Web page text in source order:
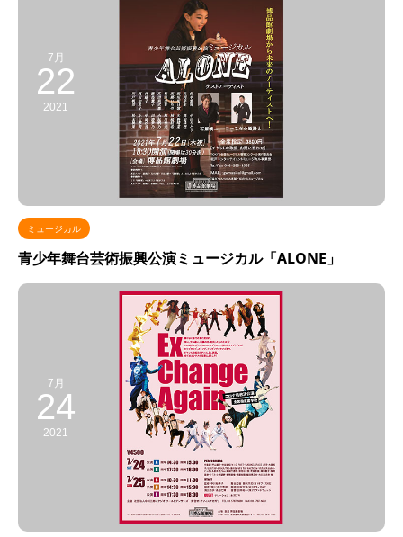
7月
22
2021
ミュージカル
青少年舞台芸術振興公演ミュージカル「ALONE」
7月
24
2021